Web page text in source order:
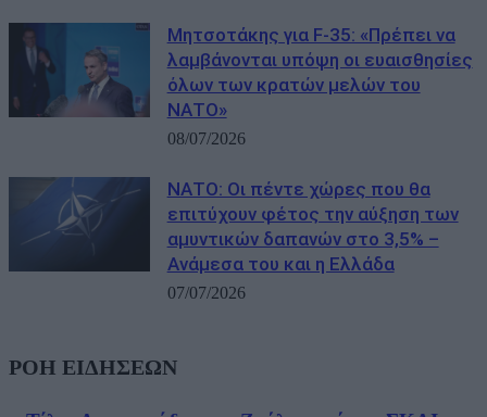
Μητσοτάκης για F-35: «Πρέπει να
λαμβάνονται υπόψη οι ευαισθησίες
όλων των κρατών μελών του
ΝΑΤΟ»
08/07/2026
ΝΑΤΟ: Οι πέντε χώρες που θα
επιτύχουν φέτος την αύξηση των
αμυντικών δαπανών στο 3,5% –
Ανάμεσα του και η Ελλάδα
07/07/2026
ΡΟΗ ΕΙΔΗΣΕΩΝ